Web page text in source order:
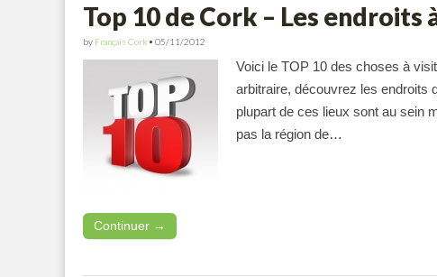
Top 10 de Cork – Les
by Français Cork • 05/11/2012
Voici le TOP 10 des choses à
arbitraire, découvrez les endroits
plupart de ces lieux sont au sein
pas la région de…
Continuer →